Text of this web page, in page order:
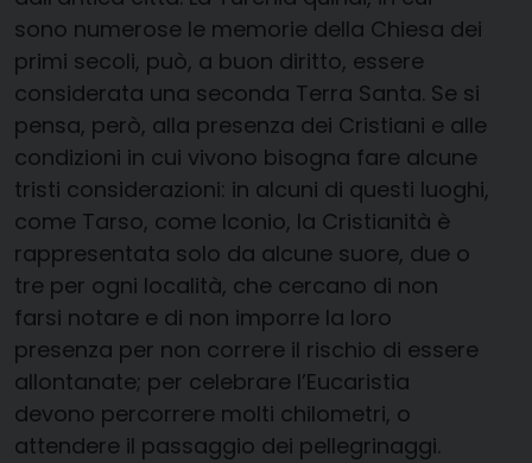
sono numerose le memorie della Chiesa dei
primi secoli, può, a buon diritto, essere
considerata una seconda Terra Santa. Se si
pensa, però, alla presenza dei Cristiani e alle
condizioni in cui vivono bisogna fare alcune
tristi considerazioni: in alcuni di questi luoghi,
come Tarso, come Iconio, la Cristianità è
rappresentata solo da alcune suore, due o
tre per ogni località, che cercano di non
farsi notare e di non imporre la loro
presenza per non correre il rischio di essere
allontanate; per celebrare l’Eucaristia
devono percorrere molti chilometri, o
attendere il passaggio dei pellegrinaggi.